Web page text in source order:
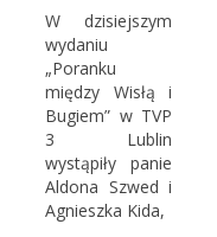
W dzisiejszym
wydaniu
„Poranku
między Wisłą i
Bugiem” w TVP
3 Lublin
wystąpiły panie
Aldona Szwed i
Agnieszka Kida,